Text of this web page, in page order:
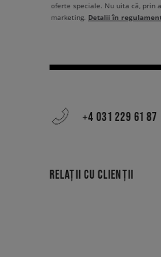
oferte speciale. Nu uita că, prin
marketing. Detalii în
+4 031 229 61 87
RELAȚII CU CLIENȚII